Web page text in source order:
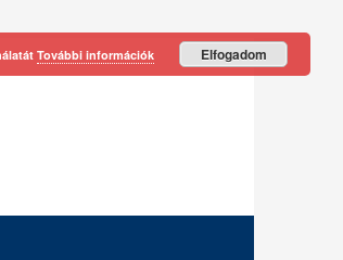
További információk Elfogadom